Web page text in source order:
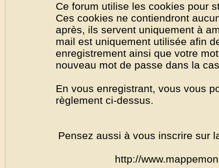
Ce forum utilise les cookies pour
Ces cookies ne contiendront
après, ils servent uniquement à
mail est uniquement utilisée afin
enregistrement ainsi que votre
nouveau mot de passe dans la
En vous enregistrant, vous vous
règlement ci-dessus.
Pensez aussi à vous inscrire sur
http://